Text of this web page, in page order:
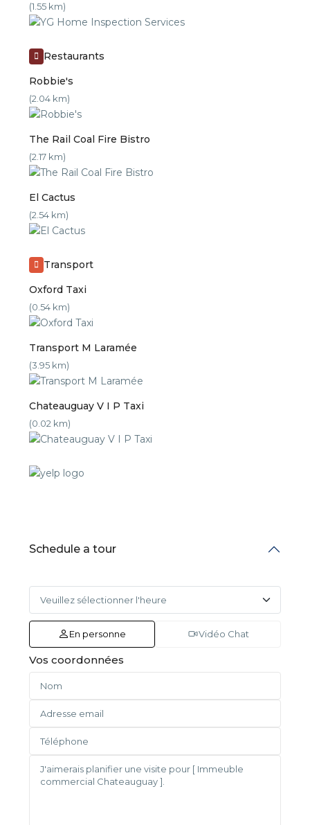
(1.55 km)
Restaurants
Robbie's
(2.04 km)
The Rail Coal Fire Bistro
(2.17 km)
El Cactus
(2.54 km)
Transport
Oxford Taxi
(0.54 km)
Transport M Laramée
(3.95 km)
Chateauguay V I P Taxi
(0.02 km)
Schedule a tour
En personne Vidéo Chat
Vos coordonnées